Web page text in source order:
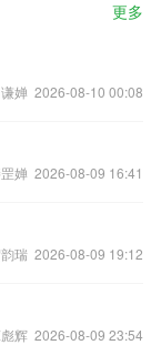
更多
婵 2026-08-10 00:08
婵 2026-08-09 16:41
瑞 2026-08-09 19:12
辉 2026-08-09 23:54